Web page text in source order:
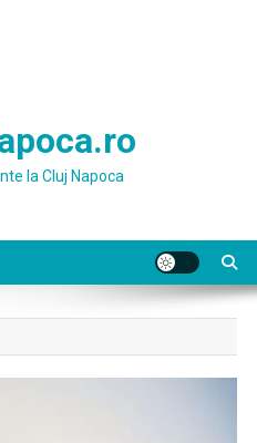
la Cluj Napoca